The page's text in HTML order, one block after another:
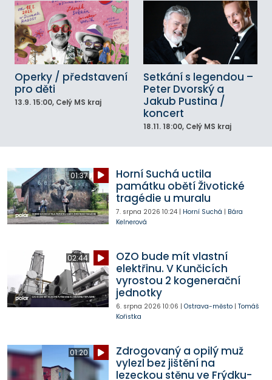
Operky / představení
pro děti
13.9. 15:00, Celý MS kraj
Setkání s legendou –
Peter Dvorský a
Jakub Pustina /
koncert
18.11. 18:00, Celý MS kraj
01:37
Horní Suchá uctila
památku obětí Životické
tragédie u muralu
7. srpna 2026 10:24| Horní Suchá | Bára
Kelnerová
02:44
OZO bude mít vlastní
elektřinu. V Kunčicích
vyrostou 2 kogenerační
jednotky
6. srpna 2026 10:06 | Ostrava-město| Tomáš
Kořistka
01:20
Zdrogovaný a opilý muž
vylezl bez jištění na
lezeckou stěnu ve Frýdku-